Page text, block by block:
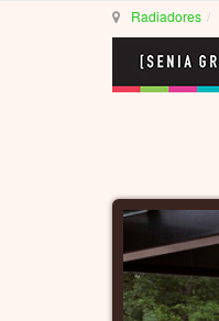
Radiadores